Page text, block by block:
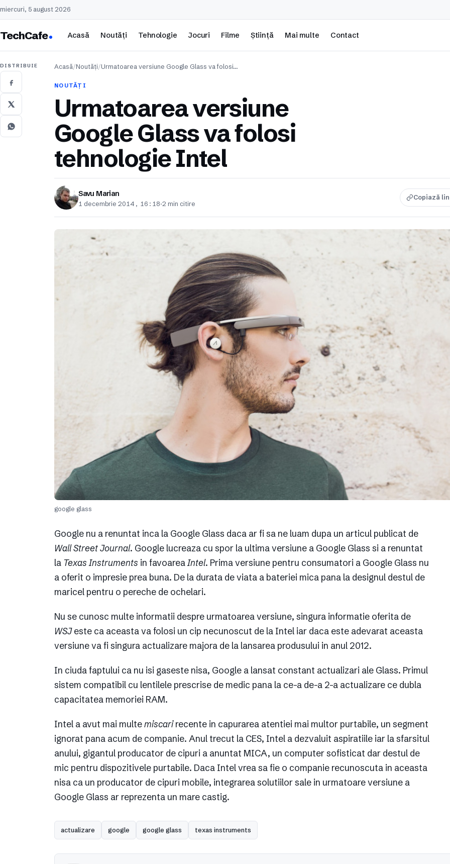
miercuri, 5 august 2026
TechCafe Acasă Noutăți Tehnologie Jocuri Filme Știință Mai multe Contact
DISTRIBUIE Acasă/Noutăți/Urmatoarea versiune Google Glass va folosi…
NOUTĂȚI
Urmatoarea versiune
Google Glass va folosi
tehnologie Intel
Savu Marian
1 decembrie 2014, 16:18·2 min citire
Copiază
google glass
Google nu a renuntat inca la Google Glass daca ar fi sa ne luam dupa un articul publicat de
Wall Street Journal. Google lucreaza cu spor la ultima versiune a Google Glass si a renuntat
la Texas Instruments in favoareaIntel. Prima versiune pentru consumatori a Google Glass nu
a oferit o impresie prea buna. De la durata de viata a bateriei mica pana la designul destul de
maricel pentru o pereche de ochelari.
Nu se cunosc multe informatii despre urmatoarea versiune, singura informatie oferita de
WSJeste ca aceasta va folosi un cip necunoscut de la Intel iar daca este adevarat aceasta
versiune va fi singura actualizare majora de la lansarea produsului in anul 2012.
In ciuda faptului ca nu isi gaseste nisa, Google a lansat constant actualizari ale Glass. Primul
sistem compatibil cu lentilele prescrise de medic pana la ce-a de-a 2-a actualizare ce dubla
capacitatea memoriei RAM.
Intel a avut mai multemiscarirecente in capurarea atentiei mai multor purtabile, un segment
ignorat pana acum de companie. Anul trecut la CES, Intel a dezvaluit aspiratiile iar la sfarsitul
anului, gigantul producator de cipuri a anuntat MICA, un computer sofisticat dar destul de
mic pentru dispozitivele purtabile. Daca Intel vrea sa fie o companie recunoscuta in aceasta
nisa ca un producator de cipuri mobile, integrarea solutiilor sale in urmatoare versiune a
Google Glass ar reprezenta un mare castig.
actualizare google google glass texas instruments